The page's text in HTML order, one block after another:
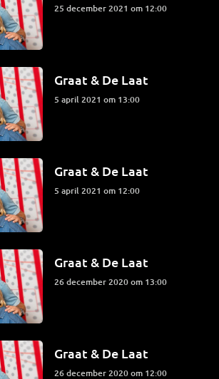
25 december 2021 om 12:00
Graat & De Laat
5 april 2021 om 13:00
Graat & De Laat
5 april 2021 om 12:00
Graat & De Laat
26 december 2020 om 13:00
Graat & De Laat
26 december 2020 om 12:00